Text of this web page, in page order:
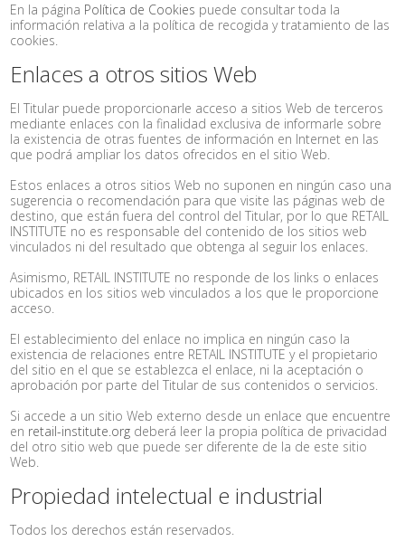
En la página Política de Cookies puede consultar toda la
información relativa a la política de recogida y tratamiento de las
cookies.
Enlaces a otros sitios Web
El Titular puede proporcionarle acceso a sitios Web de terceros
mediante enlaces con la finalidad exclusiva de informarle sobre
la existencia de otras fuentes de información en Internet en las
que podrá ampliar los datos ofrecidos en el sitio Web.
Estos enlaces a otros sitios Web no suponen en ningún caso una
sugerencia o recomendación para que visite las páginas web de
destino, que están fuera del control del Titular, por lo que RETAIL
INSTITUTE no es responsable del contenido de los sitios web
vinculados ni del resultado que obtenga al seguir los enlaces.
Asimismo, RETAIL INSTITUTE no responde de los links o enlaces
ubicados en los sitios web vinculados a los que le proporcione
acceso.
El establecimiento del enlace no implica en ningún caso la
existencia de relaciones entre RETAIL INSTITUTE y el propietario
del sitio en el que se establezca el enlace, ni la aceptación o
aprobación por parte del Titular de sus contenidos o servicios.
Si accede a un sitio Web externo desde un enlace que encuentre
en retail-institute.org deberá leer la propia política de privacidad
del otro sitio web que puede ser diferente de la de este sitio
Web.
Propiedad intelectual e industrial
Todos los derechos están reservados.